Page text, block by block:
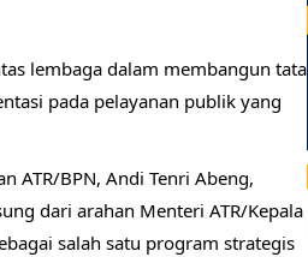
lembaga dalam membangun tata
pada pelayanan publik yang
ATR/BPN, Andi Tenri Abeng,
dari arahan Menteri ATR/Kepala
salah satu program strategis